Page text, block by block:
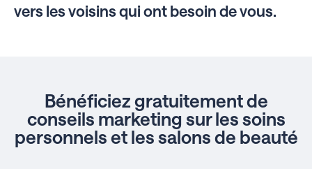
vers les voisins qui ont besoin de vous.
Bénéficiez gratuitement de
conseils marketing sur les soins
personnels et les salons de beauté